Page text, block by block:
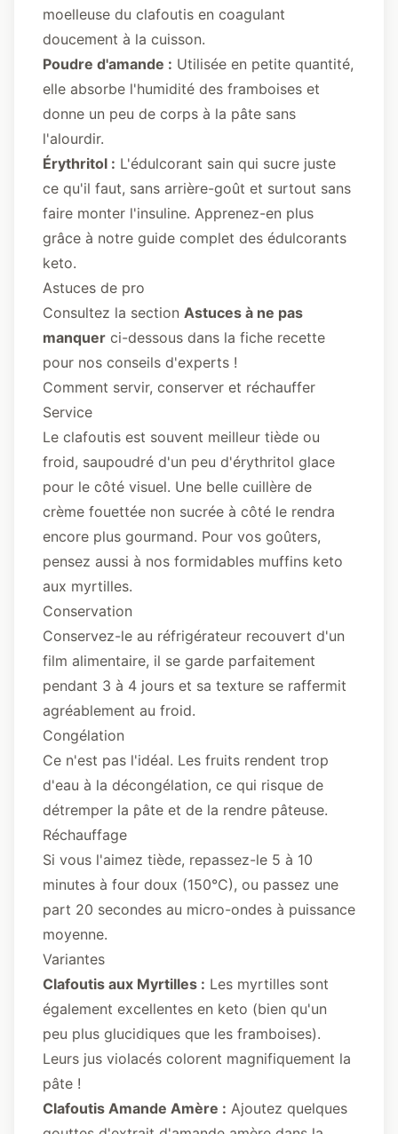
moelleuse du clafoutis en coagulant
doucement à la cuisson.
Poudre d'amande : Utilisée en petite quantité,
elle absorbe l'humidité des framboises et
donne un peu de corps à la pâte sans
l'alourdir.
Érythritol : L'édulcorant sain qui sucre juste
ce qu'il faut, sans arrière-goût et surtout sans
faire monter l'insuline. Apprenez-en plus
grâce à notre guide complet des édulcorants
keto.
Astuces de pro
Consultez la section Astuces à ne pas
manquer ci-dessous dans la fiche recette
pour nos conseils d'experts !
Comment servir, conserver et réchauffer
Service
Le clafoutis est souvent meilleur tiède ou
froid, saupoudré d'un peu d'érythritol glace
pour le côté visuel. Une belle cuillère de
crème fouettée non sucrée à côté le rendra
encore plus gourmand. Pour vos goûters,
pensez aussi à nos formidables muffins keto
aux myrtilles.
Conservation
Conservez-le au réfrigérateur recouvert d'un
film alimentaire, il se garde parfaitement
pendant 3 à 4 jours et sa texture se raffermit
agréablement au froid.
Congélation
Ce n'est pas l'idéal. Les fruits rendent trop
d'eau à la décongélation, ce qui risque de
détremper la pâte et de la rendre pâteuse.
Réchauffage
Si vous l'aimez tiède, repassez-le 5 à 10
minutes à four doux (150°C), ou passez une
part 20 secondes au micro-ondes à puissance
moyenne.
Variantes
Clafoutis aux Myrtilles : Les myrtilles sont
également excellentes en keto (bien qu'un
peu plus glucidiques que les framboises).
Leurs jus violacés colorent magnifiquement la
pâte !
Clafoutis Amande Amère : Ajoutez quelques